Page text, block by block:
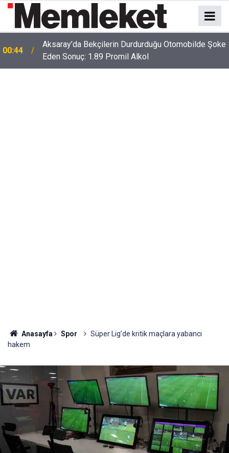
00:41 Polatlı-Haymana-Konya hattı bölünmüş yol oluyor
Anasayfa Spor
Süper Lig’de kritik maçlara yabancı
hakem